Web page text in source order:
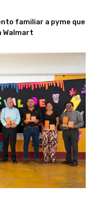
familiar a pyme que
Walmart